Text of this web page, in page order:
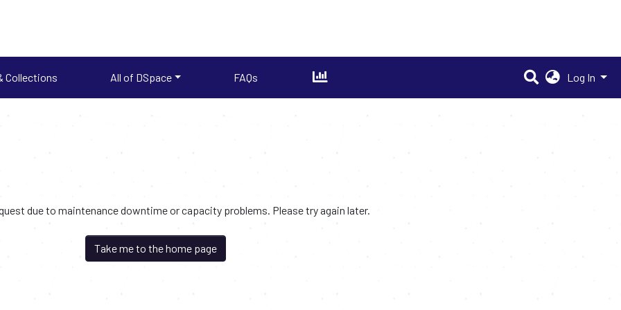
Collections All of DSpace FAQs Log In
due to maintenance downtime or capacity problems. Please try again later.
Take me to the home page